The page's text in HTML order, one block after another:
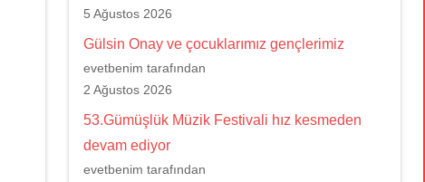
5 Ağustos 2026
Gülsin Onay ve çocuklarımız gençlerimiz
evetbenim tarafından
2 Ağustos 2026
53.Gümüşlük Müzik Festivali hız kesmeden
devam ediyor
evetbenim tarafından